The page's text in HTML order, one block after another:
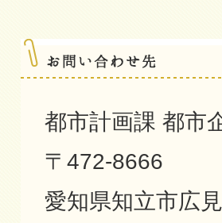
都市計画課 都市
〒472-8666
愛知県知立市広